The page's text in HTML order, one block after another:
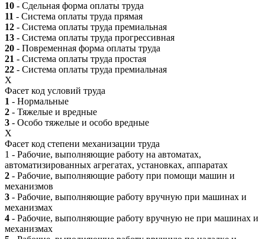
10 - Сдельная форма оплаты труда
11 - Система оплаты труда прямая
12 - Система оплаты труда премиальная
13 - Система оплаты труда прогрессивная
20 - Повременная форма оплаты труда
21 - Система оплаты труда простая
22 - Система оплаты труда премиальная
X
Фасет код условий труда
1 - Нормальные
2 - Тяжелые и вредные
3 - Особо тяжелые и особо вредные
X
Фасет код степени механизации труда
1 - Рабочие, выполняющие работу на автоматах,
автоматизированных агрегатах, установках, аппаратах
2 - Рабочие, выполняющие работу при помощи машин и
механизмов
3 - Рабочие, выполняющие работу вручную при машинах и
механизмах
4 - Рабочие, выполняющие работу вручную не при машинах и
механизмах